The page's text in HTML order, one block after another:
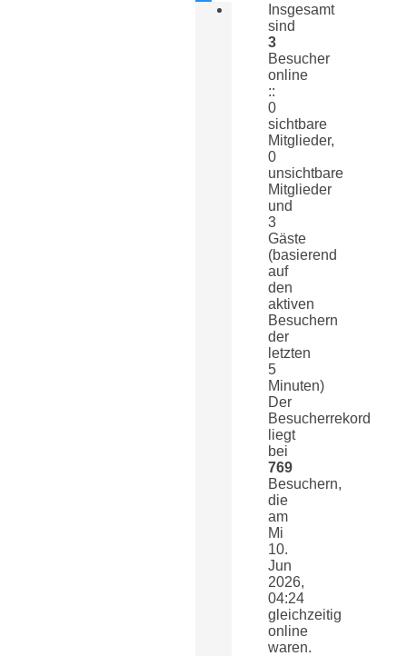
Insgesamt
sind
3
Besucher
online
::
0
sichtbare
Mitglieder,
0
unsichtbare
Mitglieder
und
3
Gäste
(basierend
auf
den
aktiven
Besuchern
der
letzten
5
Minuten)
Der
Besucherrekord
liegt
bei
769
Besuchern,
die
am
Mi
10.
Jun
2026,
04:24
gleichzeitig
online
waren.